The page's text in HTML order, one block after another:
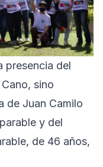
presencia del
sino
de Juan Camilo
y del
de 46 años,